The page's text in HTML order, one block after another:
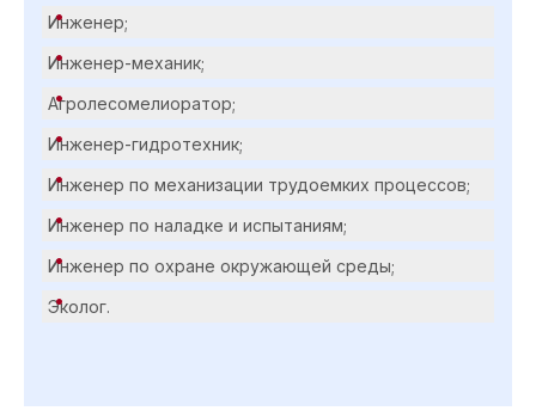
Инженер;
Инженер-механик;
Агролесомелиоратор;
Инженер-гидротехник;
Инженер по механизации трудоемких процессов;
Инженер по наладке и испытаниям;
Инженер по охране окружающей среды;
Эколог.